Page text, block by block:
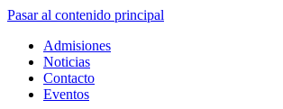
Pasar al contenido principal
Admisiones
Noticias
Contacto
Eventos